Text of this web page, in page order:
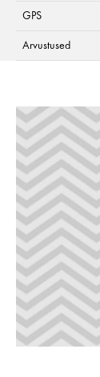
GPS
Arvustused